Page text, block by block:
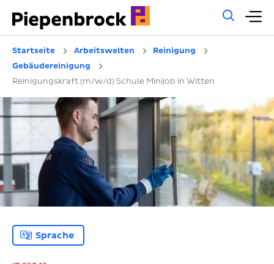
Startseite Arbeitswelten
Reinigung
Gebäudereinigung
Reinigungskraft (m/w/d) Schule Minijob in Witten
Sprache